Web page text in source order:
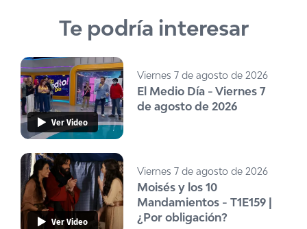
Te podría interesar
Ver Video
Viernes 7 de agosto de 2026
El Medio Día - Viernes 7
de agosto de 2026
Ver Video
Viernes 7 de agosto de 2026
Moisés y los 10
Mandamientos - T1E159 |
¿Por obligación?